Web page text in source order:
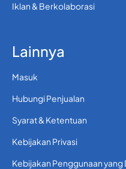
Iklan & Berkolaborasi
Lainnya
Masuk
Hubungi Penjualan
Syarat & Ketentuan
Kebijakan Privasi
Kebijakan Penggunaan yang